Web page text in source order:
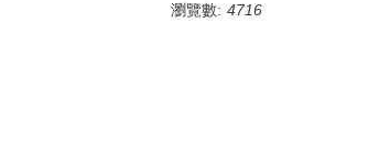
瀏覽數: 4716